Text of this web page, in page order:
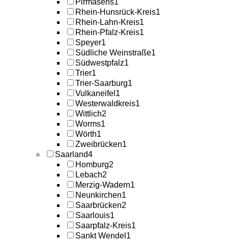
Pirmasens1
Rhein-Hunsrück-Kreis1
Rhein-Lahn-Kreis1
Rhein-Pfalz-Kreis1
Speyer1
Südliche Weinstraße1
Südwestpfalz1
Trier1
Trier-Saarburg1
Vulkaneifel 1
Westerwaldkreis1
Wittlich2
Worms1
Wörth1
Zweibrücken1
Saarland4
Homburg2
Lebach2
Merzig-Wadern1
Neunkirchen1
Saarbrücken2
Saarlouis1
Saarpfalz-Kreis1
Sankt Wendel 1